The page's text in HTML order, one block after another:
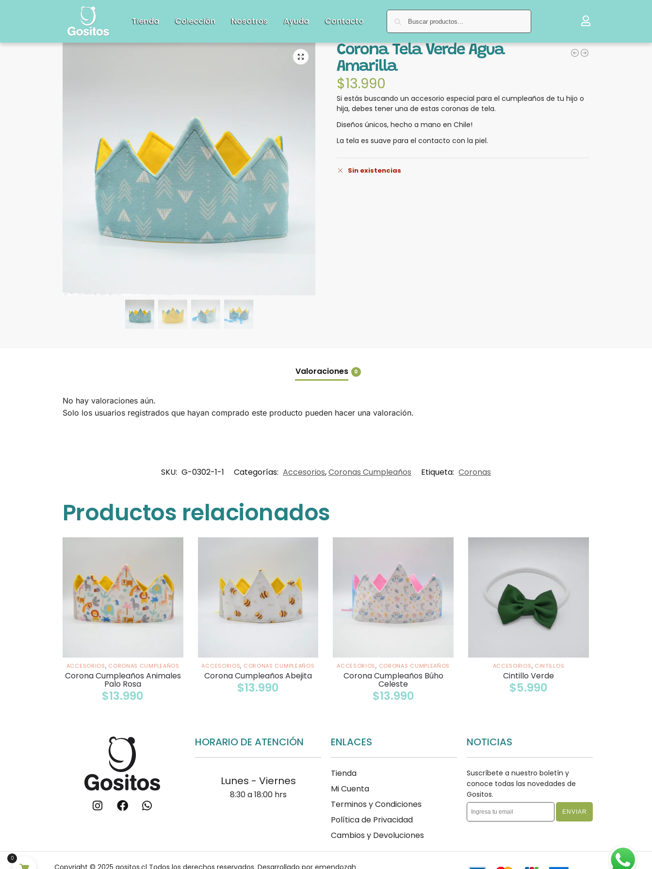
Tienda Colección Nosotros Ayuda Contacto
Corona Tela Verde Agua
Amarilla
$13.990
Si estás buscando un accesorio especial para el cumpleaños de tu hijo o
hija, debes tener una de estas coronas de tela.
Diseños únicos, hecho a mano en Chile!
La tela es suave para el contacto con la piel.
Sin existencias
Valoraciones 0
No hay valoraciones aún.
Solo los usuarios registrados que hayan comprado este producto pueden hacer una valoración.
SKU: G-0302-1-1 Categorías: Accesorios,Coronas Cumpleaños Etiqueta: Coronas
Productos relacionados
ACCESORIOS, CORONAS CUMPLEAÑOS
Corona Cumpleaños Animales
Palo Rosa
$13.990
ACCESORIOS, CORONAS CUMPLEAÑOS
Corona Cumpleaños Abejita
$13.990
ACCESORIOS, CORONAS CUMPLEAÑOS
Corona Cumpleaños Búho
Celeste
$13.990
ACCESORIOS, CINTILLOS
Cintillo Verde
$5.990
HORARIO DE ATENCIÓN
Lunes - Viernes
8:30 a 18:00 hrs
ENLACES
Tienda
Mi Cuenta
Terminos y Condiciones
Política de Privacidad
Cambios y Devoluciones
NOTICIAS
Suscríbete a nuestro boletín y
conoce todas las novedades de
Gositos.
ENVIAR
0